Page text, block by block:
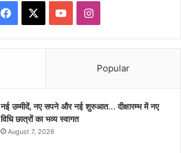
Facebook YouTubeInstagram
Popular
नई उम्मीदें, नए सपने और नई शुरुआत… दीक्षारम्भ में नए
विधि छात्रों का भव्य स्वागत
August 7, 2026